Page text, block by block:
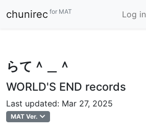
chunirec for MAT Log in
らて＾＿＾
WORLD'S END records
Last updated: Mar 27, 2025
MAT Ver.